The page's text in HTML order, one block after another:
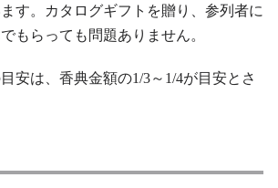
す。カタログギフトを贈り、参列者に
もらっても問題ありません。
安は、香典金額の1/3～1/4が目安とさ